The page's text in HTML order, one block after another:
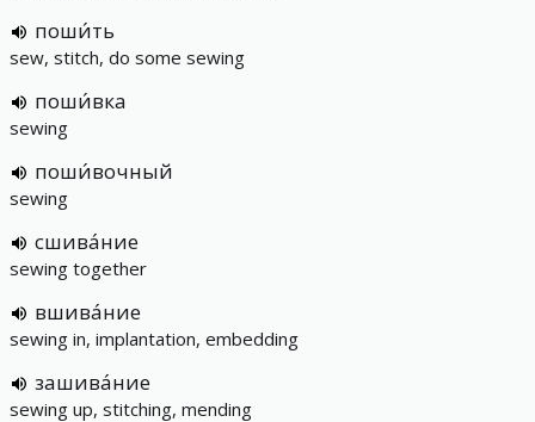
поши́ть
sew, stitch, do some sewing
поши́вка
sewing
поши́вочный
sewing
сшива́ние
sewing together
вшива́ние
sewing in, implantation, embedding
зашива́ние
sewing up, stitching, mending